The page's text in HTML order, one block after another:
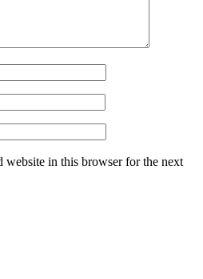
website in this browser for the next